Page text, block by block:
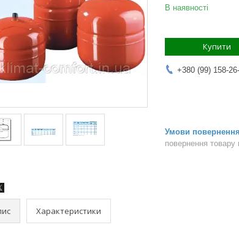
В наявності
Купити
+380 (99) 158-
повернення товару
Характеристики